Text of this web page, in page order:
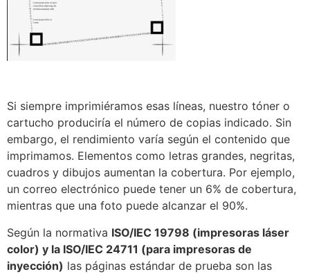
Si siempre imprimiéramos esas líneas, nuestro tóner o
cartucho produciría el número de copias indicado. Sin
embargo, el rendimiento varía según el contenido que
imprimamos. Elementos como letras grandes, negritas,
cuadros y dibujos aumentan la cobertura. Por ejemplo,
un correo electrónico puede tener un 6% de cobertura,
mientras que una foto puede alcanzar el 90%.
Según la normativa ISO/IEC 19798 (impresoras láser
color) y la ISO/IEC 24711 (para impresoras de
inyección) las páginas estándar de prueba son las